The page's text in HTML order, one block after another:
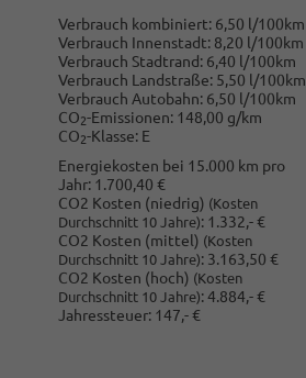
Verbrauch kombiniert: 6,50 l/100km
Verbrauch Innenstadt: 8,20 l/100km
Verbrauch Stadtrand: 6,40 l/100km
Verbrauch Landstraße: 5,50 l/100km
Verbrauch Autobahn: 6,50 l/100km
CO2-Emissionen: 148,00 g/km
CO2-Klasse: E
Energiekosten bei 15.000 km pro
Jahr: 1.700,40 €
CO2 Kosten (niedrig) (Kosten
Durchschnitt 10 Jahre): 1.332,- €
CO2 Kosten (mittel) (Kosten
Durchschnitt 10 Jahre): 3.163,50 €
CO2 Kosten (hoch) (Kosten
Durchschnitt 10 Jahre): 4.884,- €
Jahressteuer: 147,- €